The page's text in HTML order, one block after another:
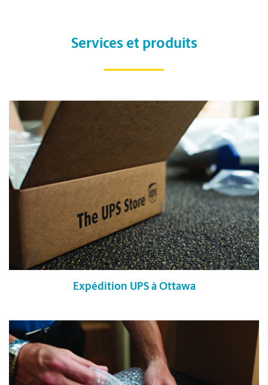
Services et produits
Expédition UPS à Ottawa